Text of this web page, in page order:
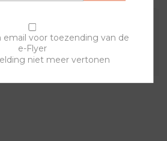
sierring met een van de andere
voor een trendy horloge.
email voor toezending van de
e-Flyer
niet meer vertonen